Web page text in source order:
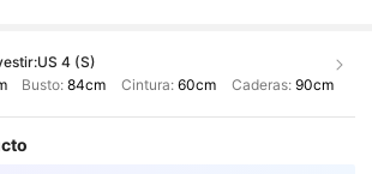
US 4 (S)
Busto:84cm Cintura: 60cm Caderas: 90cm